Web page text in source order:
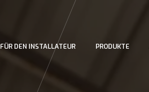
FÜR DEN INSTALLATEUR PRODUKTE